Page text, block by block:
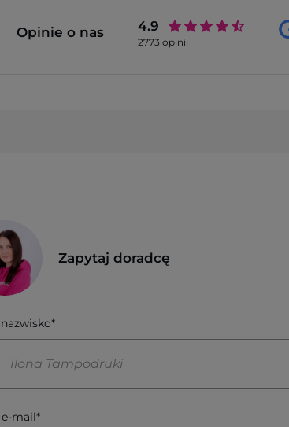
Opinie o nas 4.9
2773 opinii
Zapytaj doradcę
mail*